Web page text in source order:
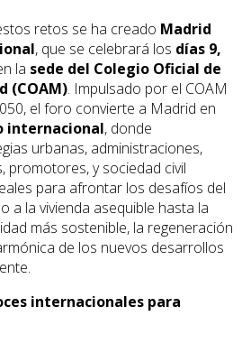
retos se ha creado Madrid
, que se celebrará los días 9,
la sede del Colegio Oficial de
(COAM). Impulsado por el COAM
el foro convierte a Madrid en
internacional, donde
urbanas, administraciones,
promotores, y sociedad civil
para afrontar los desafíos del
a la vivienda asequible hasta la
más sostenible, la regeneración
de los nuevos desarrollos
internacionales para